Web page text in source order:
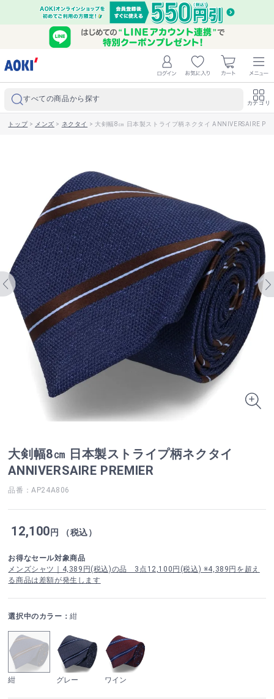
すべての商品から探す カテゴリ
トップ> メンズ > ネクタイ > 大剣幅8㎝ 日本製ストライプ柄ネクタイ ANNIVERSAIRE
大剣幅8㎝ 日本製ストライプ柄ネクタイ
ANNIVERSAIRE PREMIER
品番：AP24A806
12,100円 （税込）
お得なセール対象商品
メンズシャツ｜4,389円(税込)の品 3点12,100円(税込) ※4,389円を超え
る商品は差額が発生します
選択中のカラー：紺
紺 グレー ワイン